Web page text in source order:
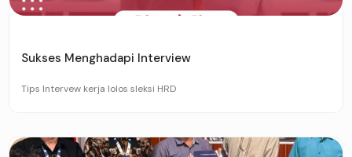
Sukses Menghadapi Interview
Tips Intervew kerja lolos sleksi HRD